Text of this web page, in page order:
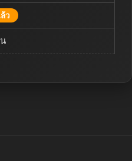
ว